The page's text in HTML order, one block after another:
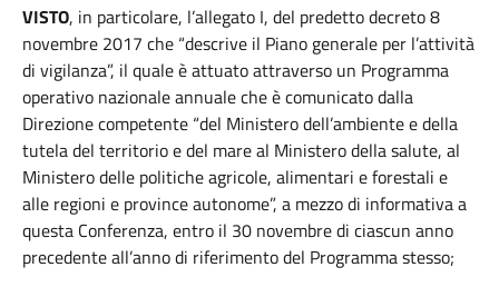
VISTO, in particolare, l’allegato I, del predetto decreto 8
novembre 2017 che “descrive il Piano generale per l’attività
di vigilanza”, il quale è attuato attraverso un Programma
operativo nazionale annuale che è comunicato dalla
Direzione competente “del Ministero dell’ambiente e della
tutela del territorio e del mare al Ministero della salute, al
Ministero delle politiche agricole, alimentari e forestali e
alle regioni e province autonome”, a mezzo di informativa a
questa Conferenza, entro il 30 novembre di ciascun anno
precedente all’anno di riferimento del Programma stesso;